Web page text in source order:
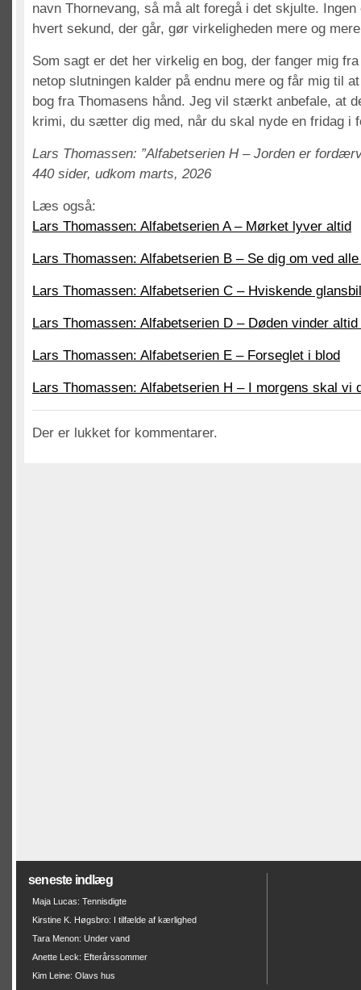
navn Thornevang, så må alt foregå i det skjulte.
hvert sekund, der går, gør virkeligheden mere og
Som sagt er det her virkelig en bog, der fanger mig
netop slutningen kalder på endnu mere og får mig til
bog fra Thomasens hånd. Jeg vil stærkt anbefale, at
krimi, du sætter dig med, når du skal nyde en fridag i
Lars Thomassen: ”Alfabetserien H – Jorden er
440 sider, udkom marts, 2026
Læs også:
Lars Thomassen: Alfabetserien A – Mørket lyver altid
Lars Thomassen: Alfabetserien B – Se dig om ved
Lars Thomassen: Alfabetserien C – Hviskende
Lars Thomassen: Alfabetserien D – Døden vinder
Lars Thomassen: Alfabetserien E – Forseglet i blod
Lars Thomassen: Alfabetserien H – I morgens skal vi
Der er lukket for kommentarer.
seneste indlæg
Maja Lucas: Tennisdigte
Kirstine K. Høgsbro: I tilfælde af kærlighed
Tara Menon: Under vand
Anette Leck: Efterårssommer
Kim Leine: Olavs hus